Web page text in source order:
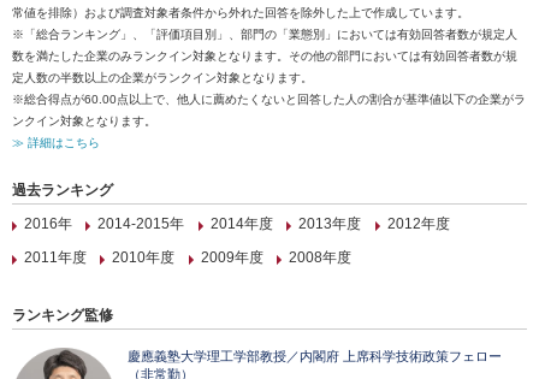
常値を排除）および調査対象者条件から外れた回答を除外した上で作成しています。
※「総合ランキング」、「評価項目別」、部門の「業態別」においては有効回答者数が規定人
数を満たした企業のみランクイン対象となります。その他の部門においては有効回答者数が規
定人数の半数以上の企業がランクイン対象となります。
※総合得点が60.00点以上で、他人に薦めたくないと回答した人の割合が基準値以下の企業がラ
ンクイン対象となります。
≫ 詳細はこちら
過去ランキング
2016年
2014-2015年 2014年度 2013年度
2012年度
2011年度
2010年度 2009年度 2008年度
ランキング監修
慶應義塾大学理工学部教授／内閣府 上席科学技術政策フェロー
（非常勤）